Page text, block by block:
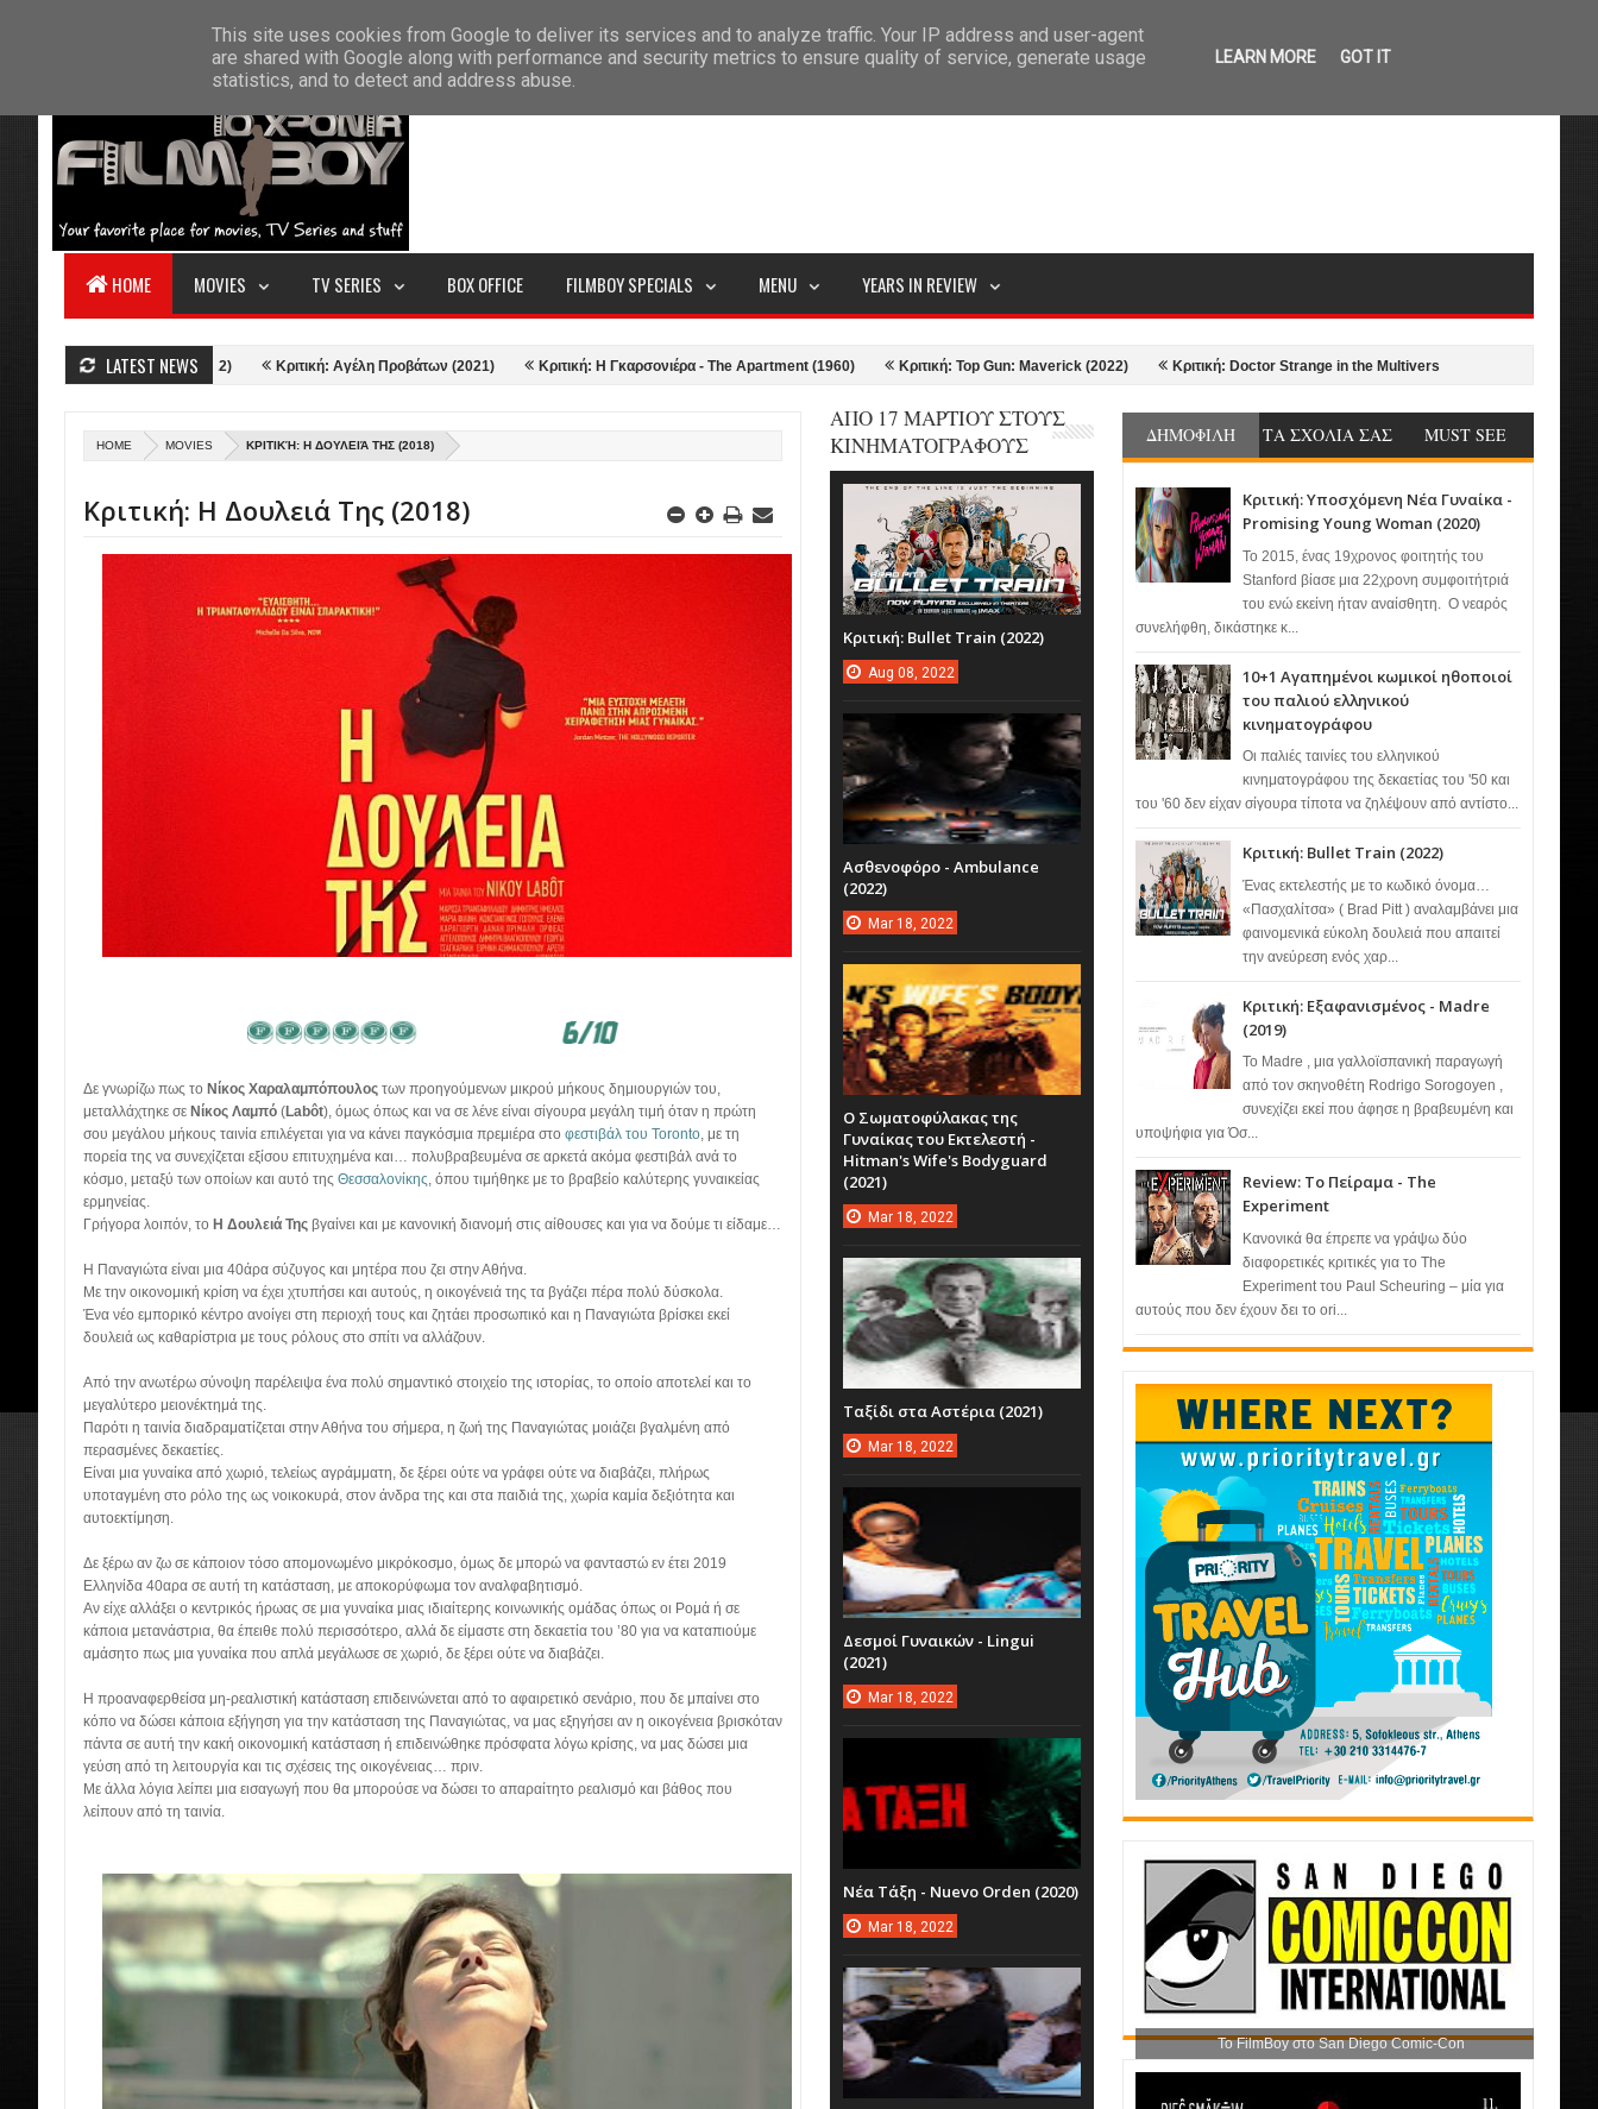
HOME ABOUT US CONTACT SITEMAP
HOME MOVIES TV SERIES BOX OFFICE FILMBOY SPECIALS MENU YEARS IN REVIEW
LATEST NEWS
and Thunder (2022) Κριτική: Αγέλη Προβάτων (2021) Κριτική: Η Γκαρσονιέρα - The Apartment (1960) Κριτική: Top Gun: Maverick (2022) Κριτική: Doctor Strange in the Multiverse of Madness (2022)
HOME MOVIES ΚΡΙΤΙΚΉ: Η ΔΟΥΛΕΙΆ ΤΗΣ (2018)
Κριτική: Η Δουλειά Της (2018)
Δε γνωρίζω πως το Νίκος Χαραλαμπόπουλος των προηγούμενων μικρού μήκους δημιουργιών του,
μεταλλάχτηκε σε Νίκος Λαμπό (Labôt), όμως όπως και να σε λένε είναι σίγουρα μεγάλη τιμή όταν η πρώτη
σου μεγάλου μήκους ταινία επιλέγεται για να κάνει παγκόσμια πρεμιέρα στο φεστιβάλ του Toronto, με τη
πορεία της να συνεχίζεται εξίσου επιτυχημένα και… πολυβραβευμένα σε αρκετά ακόμα φεστιβάλ ανά το
κόσμο, μεταξύ των οποίων και αυτό της Θεσσαλονίκης, όπου τιμήθηκε με το βραβείο καλύτερης γυναικείας
ερμηνείας.
Γρήγορα λοιπόν, το Η Δουλειά Της βγαίνει και με κανονική διανομή στις αίθουσες και για να δούμε τι είδαμε…
Η Παναγιώτα είναι μια 40άρα σύζυγος και μητέρα που ζει στην Αθήνα.
Με την οικονομική κρίση να έχει χτυπήσει και αυτούς, η οικογένειά της τα βγάζει πέρα πολύ δύσκολα.
Ένα νέο εμπορικό κέντρο ανοίγει στη περιοχή τους και ζητάει προσωπικό και η Παναγιώτα βρίσκει εκεί
δουλειά ως καθαρίστρια με τους ρόλους στο σπίτι να αλλάζουν.
Από την ανωτέρω σύνοψη παρέλειψα ένα πολύ σημαντικό στοιχείο της ιστορίας, το οποίο αποτελεί και το
μεγαλύτερο μειονέκτημά της.
Παρότι η ταινία διαδραματίζεται στην Αθήνα του σήμερα, η ζωή της Παναγιώτας μοιάζει βγαλμένη από
περασμένες δεκαετίες.
Είναι μια γυναίκα από χωριό, τελείως αγράμματη, δε ξέρει ούτε να γράφει ούτε να διαβάζει, πλήρως
υποταγμένη στο ρόλο της ως νοικοκυρά, στον άνδρα της και στα παιδιά της, χωρία καμία δεξιότητα και
αυτοεκτίμηση.
Δε ξέρω αν ζω σε κάποιον τόσο απομονωμένο μικρόκοσμο, όμως δε μπορώ να φανταστώ εν έτει 2019
Ελληνίδα 40αρα σε αυτή τη κατάσταση, με αποκορύφωμα τον αναλφαβητισμό.
Αν είχε αλλάξει ο κεντρικός ήρωας σε μια γυναίκα μιας ιδιαίτερης κοινωνικής ομάδας όπως οι Ρομά ή σε
κάποια μετανάστρια, θα έπειθε πολύ περισσότερο, αλλά δε είμαστε στη δεκαετία του ’80 για να καταπιούμε
αμάσητο πως μια γυναίκα που απλά μεγάλωσε σε χωριό, δε ξέρει ούτε να διαβάζει.
Η προαναφερθείσα μη-ρεαλιστική κατάσταση επιδεινώνεται από το αφαιρετικό σενάριο, που δε μπαίνει στο
κόπο να δώσει κάποια εξήγηση για την κατάσταση της Παναγιώτας, να μας εξηγήσει αν η οικογένεια βρισκόταν
πάντα σε αυτή την κακή οικονομική κατάσταση ή επιδεινώθηκε πρόσφατα λόγω κρίσης, να μας δώσει μια
γεύση από τη λειτουργία και τις σχέσεις της οικογένειας… πριν.
Με άλλα λόγια λείπει μια εισαγωγή που θα μπορούσε να δώσει το απαραίτητο ρεαλισμό και βάθος που
λείπουν από τη ταινία.
ΔΗΜΟΦΙΛΗ ΤΑ ΣΧΟΛΙΑ ΣΑΣ MUST SEE
Κριτική: Υποσχόμενη Νέα Γυναίκα -
Promising Young Woman (2020)
Το 2015, ένας 19χρονος φοιτητής του
Stanford βίασε μια 22χρονη συμφοιτήτριά
του ενώ εκείνη ήταν αναίσθητη. Ο νεαρός
συνελήφθη, δικάστηκε κ...
10+1 Αγαπημένοι κωμικοί ηθοποιοί
του παλιού ελληνικού
κινηματογράφου
Οι παλιές ταινίες του ελληνικού
κινηματογράφου της δεκαετίας του '50 και
του '60 δεν είχαν σίγουρα τίποτα να ζηλέψουν από αντίστο...
Κριτική: Bullet Train (2022)
Ένας εκτελεστής με το κωδικό όνομα…
«Πασχαλίτσα» ( Brad Pitt ) αναλαμβάνει μια
φαινομενικά εύκολη δουλειά που απαιτεί
την ανεύρεση ενός χαρ...
Κριτική: Εξαφανισμένος - Madre
(2019)
Το Madre , μια γαλλοϊσπανική παραγωγή
από τον σκηνοθέτη Rodrigo Sorogoyen ,
συνεχίζει εκεί που άφησε η βραβευμένη και
υποψήφια για Όσ...
Review: Το Πείραμα - The
Experiment
Κανονικά θα έπρεπε να γράψω δύο
διαφορετικές κριτικές για το The
Experiment του Paul Scheuring – μία για
αυτούς που δεν έχουν δει το ori...
Το FilmBoy στο San Diego Comic-Con
ΑΠΟ 17 ΜΑΡΤΙΟΥ ΣΤΟΥΣ
ΚΙΝΗΜΑΤΟΓΡΑΦΟΥΣ
Κριτική: Bullet Train (2022)
Aug 08, 2022
Ασθενοφόρο - Ambulance
(2022)
Mar 18, 2022
Ο Σωματοφύλακας της
Γυναίκας του Εκτελεστή -
Hitman's Wife's Bodyguard
(2021)
Mar 18, 2022
Ταξίδι στα Αστέρια (2021)
Mar 18, 2022
Δεσμοί Γυναικών - Lingui
(2021)
Mar 18, 2022
Νέα Τάξη - Nuevo Orden (2020)
Mar 18, 2022
This site uses cookies from Google to deliver its services and to analyze traffic. Your IP address and user-agent
are shared with Google along with performance and security metrics to ensure quality of service, generate usage
statistics, and to detect and address abuse.
LEARN MORE GOT IT